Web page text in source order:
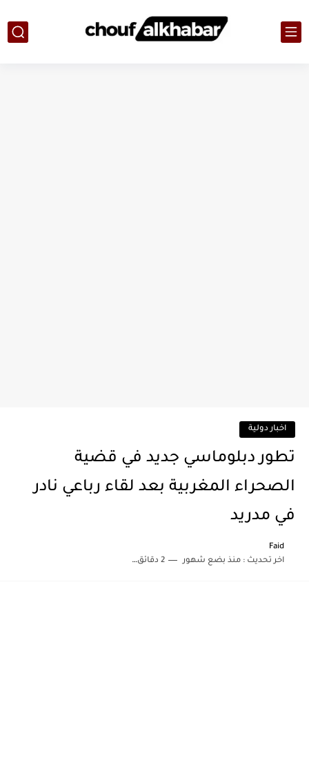
اخبار دولية
تطور دبلوماسي جديد في قضية
الصحراء المغربية بعد لقاء رباعي نادر
في مدريد
Faid
اخر تحديث :منذ بضع شهور 2 دقائق للقراءة